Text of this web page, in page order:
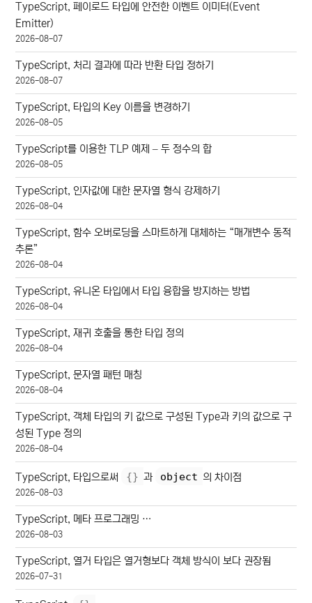
TypeScript, 페이로드 타입에 안전한 이벤트 이미터(Event
Emitter)
2026-08-07
TypeScript, 처리 결과에 따라 반환 타입 정하기
2026-08-07
TypeScript, 타입의 Key 이름을 변경하기
2026-08-05
TypeScript를 이용한 TLP 예제 – 두 정수의 합
2026-08-05
TypeScript, 인자값에 대한 문자열 형식 강제하기
2026-08-04
TypeScript, 함수 오버로딩을 스마트하게 대체하는 “매개변수 동적
추론”
2026-08-04
TypeScript, 유니온 타입에서 타입 융합을 방지하는 방법
2026-08-04
TypeScript, 재귀 호출을 통한 타입 정의
2026-08-04
TypeScript, 문자열 패턴 매칭
2026-08-04
TypeScript, 객체 타입의 키 값으로 구성된 Type과 키의 값으로 구
성된 Type 정의
2026-08-04
TypeScript, 타입으로써 {} 과 object 의 차이점
2026-08-03
TypeScript, 메타 프로그래밍 …
2026-08-03
TypeScript, 열거 타입은 열거형보다 객체 방식이 보다 권장됨
2026-07-31